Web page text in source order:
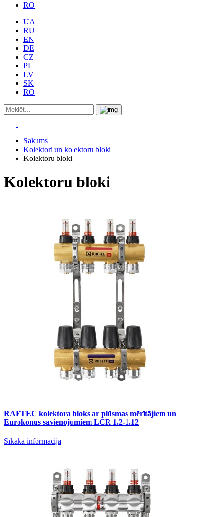
RO
UA
RU
EN
DE
CZ
PL
LV
SK
RO
Sākums
Kolektori un kolektoru bloki
Kolektoru bloki
Kolektoru bloki
RAFTEC kolektora bloks ar plūsmas mērītājiem un
Eurokonus savienojumiem LCR 1.2-1.12
Sīkāka informācija